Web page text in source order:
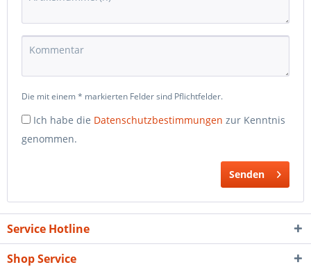
Die mit einem * markierten Felder sind Pflichtfelder.
Ich habe die Datenschutzbestimmungen zur Kenntnis
genommen.
Senden
Service Hotline
Shop Service